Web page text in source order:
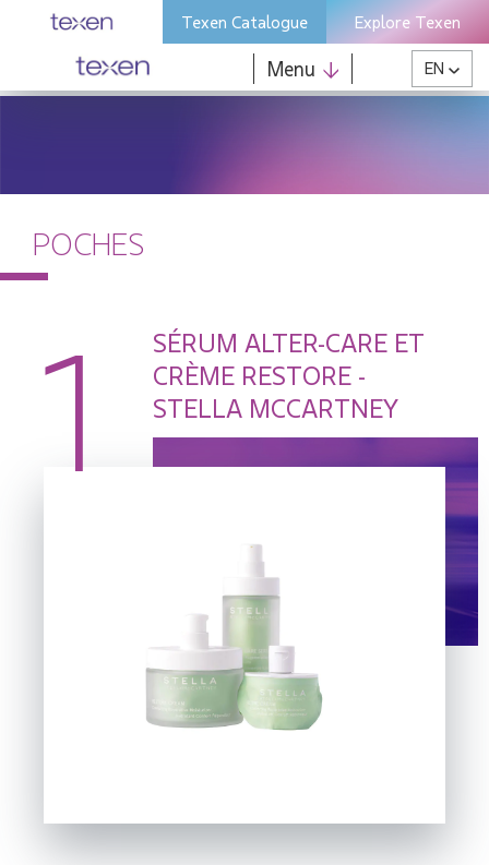
Texen Catalogue Explore Texen
Menu EN
POCHES
1
SÉRUM ALTER-CARE ET
CRÈME RESTORE -
STELLA MCCARTNEY